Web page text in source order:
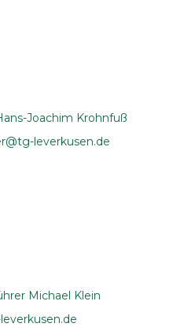
Joachim Krohnfuß
leverkusen.de
Michael Klein